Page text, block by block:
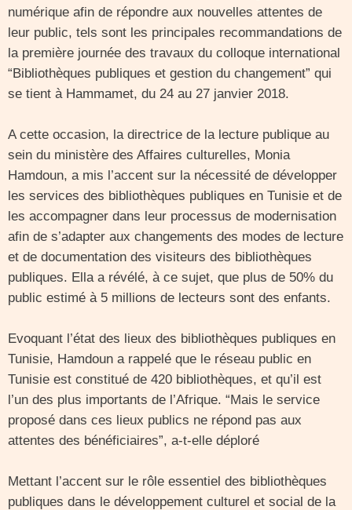
numérique afin de répondre aux nouvelles attentes de
leur public, tels sont les principales recommandations de
la première journée des travaux du colloque international
“Bibliothèques publiques et gestion du changement” qui
se tient à Hammamet, du 24 au 27 janvier 2018.
A cette occasion, la directrice de la lecture publique au
sein du ministère des Affaires culturelles, Monia
Hamdoun, a mis l’accent sur la nécessité de développer
les services des bibliothèques publiques en Tunisie et de
les accompagner dans leur processus de modernisation
afin de s’adapter aux changements des modes de lecture
et de documentation des visiteurs des bibliothèques
publiques. Ella a révélé, à ce sujet, que plus de 50% du
public estimé à 5 millions de lecteurs sont des enfants.
Evoquant l’état des lieux des bibliothèques publiques en
Tunisie, Hamdoun a rappelé que le réseau public en
Tunisie est constitué de 420 bibliothèques, et qu’il est
l’un des plus importants de l’Afrique. “Mais le service
proposé dans ces lieux publics ne répond pas aux
attentes des bénéficiaires”, a-t-elle déploré
Mettant l’accent sur le rôle essentiel des bibliothèques
publiques dans le développement culturel et social de la